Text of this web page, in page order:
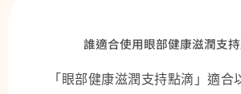
誰適合使用眼部健康滋潤支
「眼部健康滋潤支持點滴」適合